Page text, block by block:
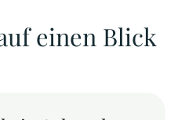
einen Blick